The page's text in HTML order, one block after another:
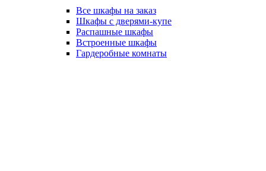
Все шкафы на заказ
Шкафы с дверями-купе
Распашные шкафы
Встроенные шкафы
Гардеробные комнаты